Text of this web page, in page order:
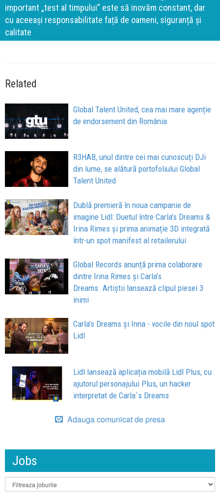
important „test al timpului” este să inovăm constant, dar
cu aceeași responsabilitate față de oameni, siguranță și
calitate
Related
Global Talent United, cea mai mare agenție
de endorsement din România
R3HAB, unul dintre cei mai cunoscuți DJi
din lume, se alătură portofoliului Global
Talent United
Dublă premieră în noua campanie de
imagine Lidl: Duetul între Carla's Dreams &
Irina Rimes și prima animație 3D integrată
într-un spot manifest al retailerului
Global Records anunță prima colaborare
dintre Irina Rimes și Carla’s
Dreams. Artiștii lansează clipul piesei 3
inimi
Carla’s Dreams și Inna - vocile din noul spot
Lidl
Lidl lansează aplicația mobilă Lidl Plus, cu
ajutorul personajului Plus, un hacker
interpretat de Carla`s Dreams
Adauga comunicat de presa
Jobs